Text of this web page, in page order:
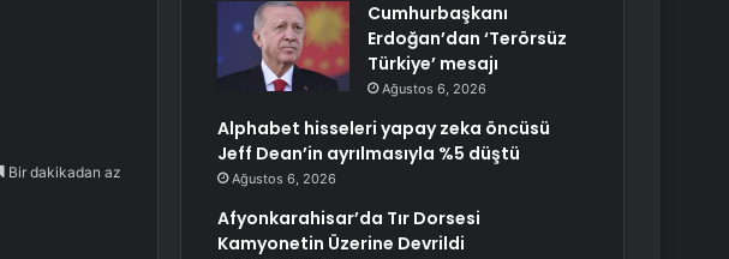
Bir dakikadan az
Cumhurbaşkanı
Erdoğan’dan ‘Terörsüz
Türkiye’ mesajı
Ağustos 6, 2026
Alphabet hisseleri yapay zeka öncüsü
Jeff Dean’in ayrılmasıyla %5 düştü
Ağustos 6, 2026
Afyonkarahisar’da Tır Dorsesi
Kamyonetin Üzerine Devrildi